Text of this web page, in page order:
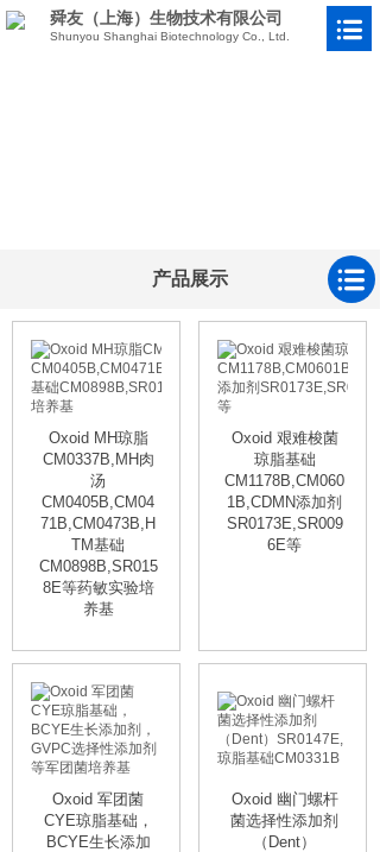
产品展示
Oxoid MH琼脂
CM0337B,MH肉
汤
CM0405B,CM04
71B,CM0473B,H
TM基础
CM0898B,SR015
8E等药敏实验培
养基
Oxoid 艰难梭菌
琼脂基础
CM1178B,CM060
1B,CDMN添加剂
SR0173E,SR009
6E等
Oxoid 军团菌
CYE琼脂基础，
BCYE生长添加
Oxoid 幽门螺杆
菌选择性添加剂
（Dent）
舜友（上海）生物技术有限公司
Shunyou Shanghai Biotechnology Co., Ltd.